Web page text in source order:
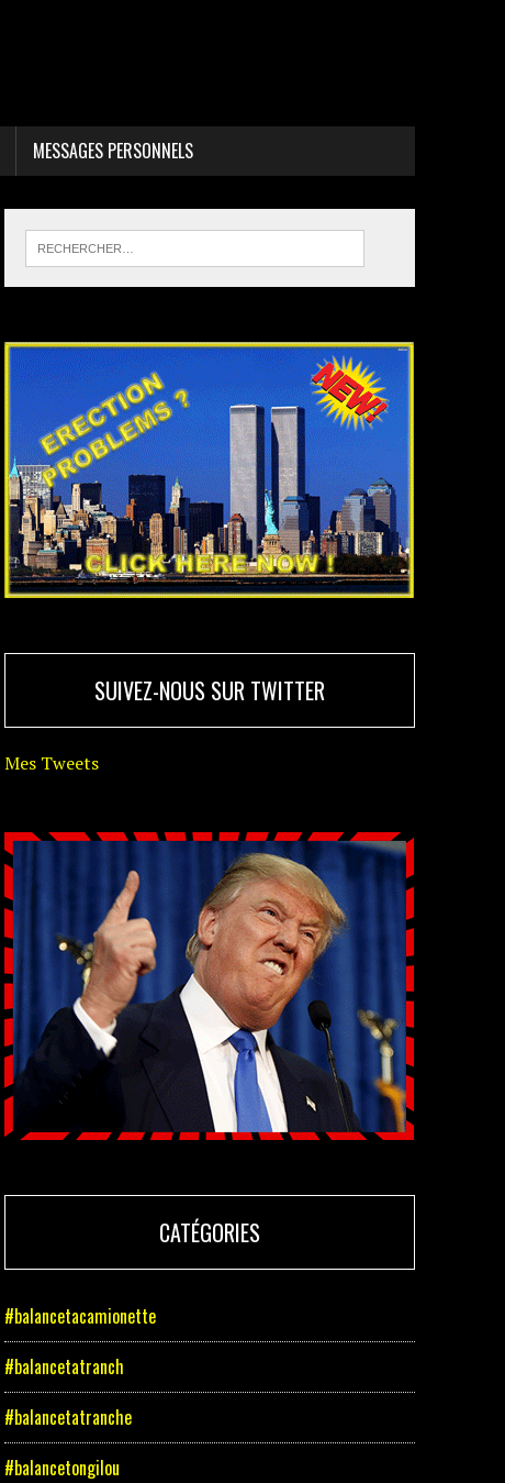
MESSAGES PERSONNELS
SUIVEZ-NOUS SUR TWITTER
Mes Tweets
CATÉGORIES
#balancetacamionette
#balancetatranch
#balancetatranche
#balancetongilou